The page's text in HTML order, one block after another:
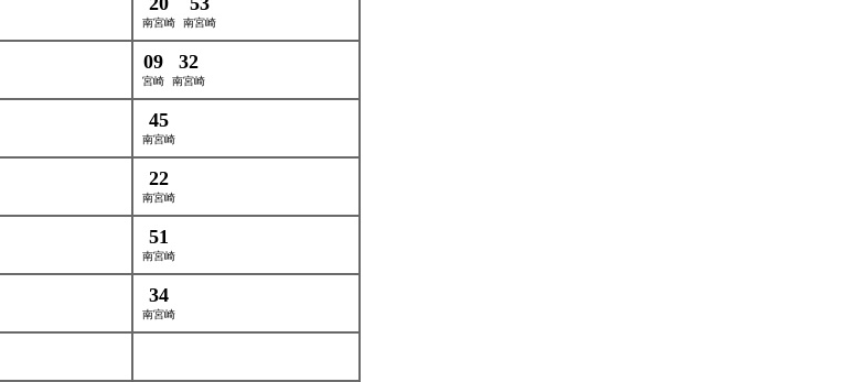
南宮崎 南宮崎
09
宮崎
32
南宮崎
45
南宮崎
22
南宮崎
51
南宮崎
34
南宮崎